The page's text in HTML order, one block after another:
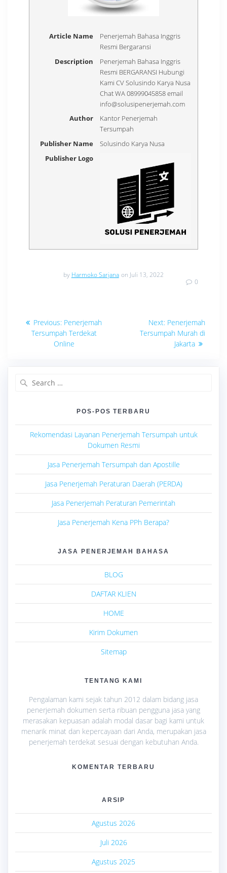
Article Name
Penerjemah Bahasa Inggris
Resmi Bergaransi
Description
Penerjemah Bahasa Inggris
Resmi BERGARANSI Hubungi
Kami CV Solusindo Karya Nusa
Chat WA 08999045858 email
info@solusipenerjemah.com
Author
Kantor Penerjemah
Tersumpah
Publisher Name
Solusindo Karya Nusa
Publisher Logo
by Harmoko Sarjana on Juli 13, 2022
0
Navigasi
pos
Previous: Previous
post:
Penerjemah
Tersumpah Terdekat
Online
Next: Next
post:
Penerjemah
Tersumpah Murah di
Jakarta
POS-POS TERBARU
Rekomendasi Layanan Penerjemah Tersumpah untuk
Dokumen Resmi
Jasa Penerjemah Tersumpah dan Apostille
Jasa Penerjemah Peraturan Daerah (PERDA)
Jasa Penerjemah Peraturan Pemerintah
Jasa Penerjemah Kena PPh Berapa?
JASA PENERJEMAH BAHASA
BLOG
DAFTAR KLIEN
HOME
Kirim Dokumen
Sitemap
TENTANG KAMI
Pengalaman kami sejak tahun 2012 dalam bidang jasa
penerjemah dokumen serta ribuan pengguna jasa yang
merasakan kepuasan adalah modal dasar bagi kami untuk
menarik minat dan kepercayaan dari Anda, merupakan jasa
penerjemah terdekat sesuai dengan kebutuhan Anda.
KOMENTAR TERBARU
ARSIP
Agustus 2026
Juli 2026
Agustus 2025